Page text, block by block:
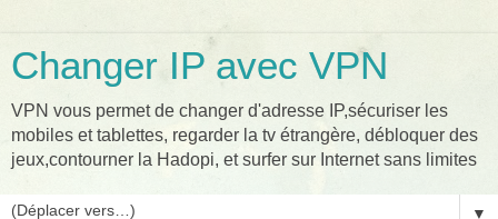
Changer IP avec VPN
VPN vous permet de changer d'adresse IP,sécuriser les
mobiles et tablettes, regarder la tv étrangère, débloquer des
jeux,contourner la Hadopi, et surfer sur Internet sans limites
▼